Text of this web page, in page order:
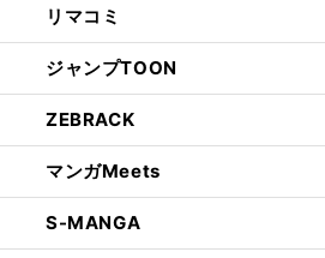
リマコミ
ジャンプTOON
ZEBRACK
マンガMeets
S-MANGA